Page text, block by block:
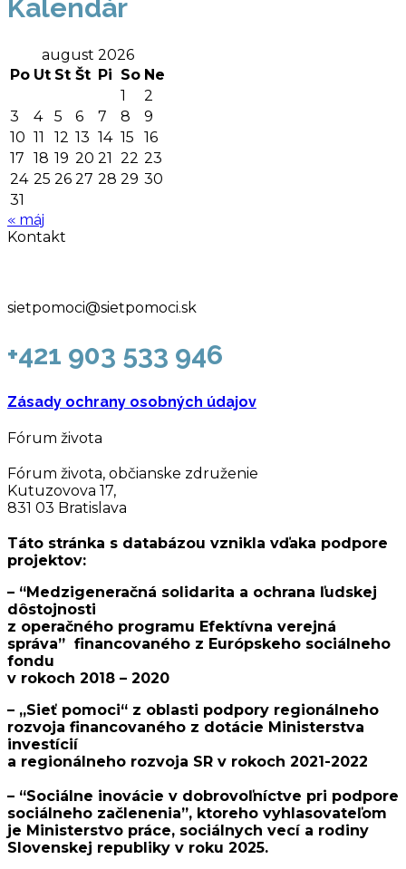
Kalendár
august 2026
Po Ut St Št Pi So Ne
1
2
3
4 5 6 7 8
9
10 11 12 13 14 15
16
17 18 19 20 21 22 23
24 25 26 27 28 29 30
31
« máj
Kontakt
sietpomoci@sietpomoci.sk
+421 903 533 946
Zásady ochrany osobných údajov
Fórum života
Fórum života, občianske združenie
Kutuzovova 17,
831 03 Bratislava
Táto stránka s databázou vznikla vďaka podpore
projektov:
– “Medzigeneračná solidarita a ochrana ľudskej
dôstojnosti
z operačného programu Efektívna verejná
správa” financovaného z Európskeho sociálneho
fondu
v rokoch 2018 – 2020
– „Sieť pomoci“ z oblasti podpory regionálneho
rozvoja financovaného z dotácie Ministerstva
investícií
a regionálneho rozvoja SR v rokoch 2021-2022
– “Sociálne inovácie v dobrovoľníctve pri podpore
sociálneho začlenenia”, ktoreho vyhlasovateľom
je Ministerstvo práce, sociálnych vecí a rodiny
Slovenskej republiky v roku 2025.